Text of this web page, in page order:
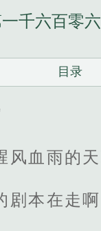
千六百零
目录
血雨的
本在走啊